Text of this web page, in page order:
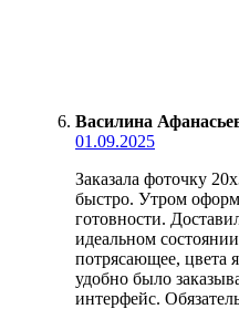
Василина
01.09.2025
Заказала фоточку
быстро. Утром
готовности.
идеальном
потрясающее, цвета
удобно было
интерфейс.